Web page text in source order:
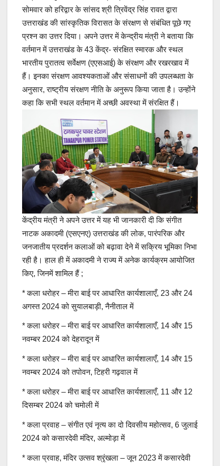
सोमवार को हरिद्वार के सांसद श्री त्रिवेंद्र सिंह रावत द्वारा
उत्तराखंड की सांस्कृतिक विरासत के संरक्षण से संबंधित पूछे गए
प्रश्न का उत्तर दिया। अपने उत्तर में केन्द्रीय मंत्री ने बताया कि
वर्तमान में उत्तराखंड के 43 केंद्र- संरक्षित स्मारक और स्थल
भारतीय पुरातत्व सर्वेक्षण (एएसआई) के संरक्षण और रखरखाव में
हैं। इनका संरक्षण आवश्यकताओं और संसाधनों की उपलब्धता के
अनुसार, राष्ट्रीय संरक्षण नीति के अनुरूप किया जाता है। उन्होंने
कहा कि सभी स्थल वर्तमान में अच्छी अवस्था में संरक्षित हैं।
केंद्रीय मंत्री ने अपने उत्तर में यह भी जानकारी दी कि संगीत
नाटक अकादमी (एसएनए) उत्तराखंड की लोक, पारंपरिक और
जनजातीय प्रदर्शन कलाओं को बढ़ावा देने में सक्रिय भूमिका निभा
रही है। हाल ही में अकादमी ने राज्य में अनेक कार्यक्रम आयोजित
किए, जिनमें शामिल हैं ;
* कला धरोहर – मीरा बाई पर आधारित कार्यशालाएँ, 23 और 24
अगस्त 2024 को सुयालबाड़ी, नैनीताल में
* कला धरोहर – मीरा बाई पर आधारित कार्यशालाएँ, 14 और 15
नवम्बर 2024 को देहरादून में
* कला धरोहर – मीरा बाई पर आधारित कार्यशालाएँ, 14 और 15
नवम्बर 2024 को तपोवन, टिहरी गढ़वाल में
* कला धरोहर – मीरा बाई पर आधारित कार्यशालाएँ, 11 और 12
दिसम्बर 2024 को चमोली में
* कला प्रवाह – संगीत एवं नृत्य का दो दिवसीय महोत्सव, 6 जुलाई
2024 को कसारदेवी मंदिर, अल्मोड़ा में
* कला प्रवाह, मंदिर उत्सव श्रृंखला – जून 2023 में कसारदेवी